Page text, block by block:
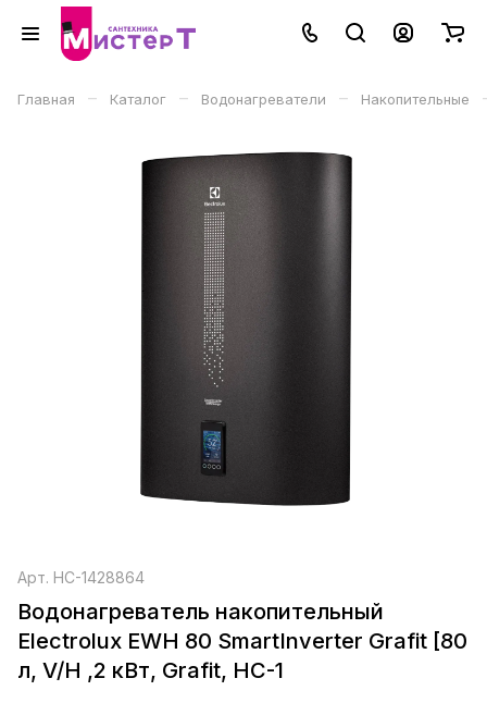
Главная – Каталог – Водонагреватели – Накопительные
Арт. НС-1428864
Водонагреватель накопительный
Electrolux EWH 80 SmartInverter Grafit [80
л, V/H ,2 кВт, Grafit, НС-1